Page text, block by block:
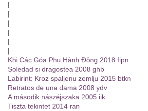
|
|
|
|
|
|
Khi Các Góa Phụ Hành Động 2018 fipn
Soledad si dragostea 2008 ghb
Labirint: Kroz spaljenu zemlju 2015 btkn
Retratos de una dama 2008 ydv
A második nászéjszaka 2005 iik
Tiszta tekintet 2014 ran